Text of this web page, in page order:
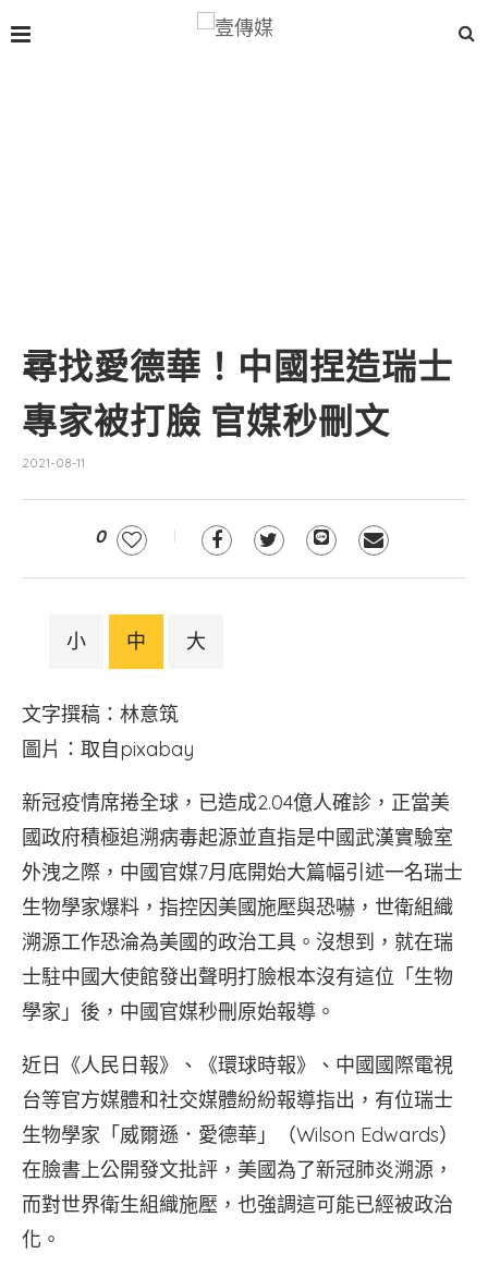
尋找愛德華！中國捏造瑞士
專家被打臉 官媒秒刪文
2021-08-11
0
小 中 大
文字撰稿：林意筑
圖片：取自pixabay
新冠疫情席捲全球，已造成2.04億人確診，正當美
國政府積極追溯病毒起源並直指是中國武漢實驗室
外洩之際，中國官媒7月底開始大篇幅引述一名瑞士
生物學家爆料，指控因美國施壓與恐嚇，世衛組織
溯源工作恐淪為美國的政治工具。沒想到，就在瑞
士駐中國大使館發出聲明打臉根本沒有這位「生物
學家」後，中國官媒秒刪原始報導。
近日《人民日報》、《環球時報》、中國國際電視
台等官方媒體和社交媒體紛紛報導指出，有位瑞士
生物學家「威爾遜．愛德華」（Wilson Edwards）
在臉書上公開發文批評，美國為了新冠肺炎溯源，
而對世界衛生組織施壓，也強調這可能已經被政治
化。